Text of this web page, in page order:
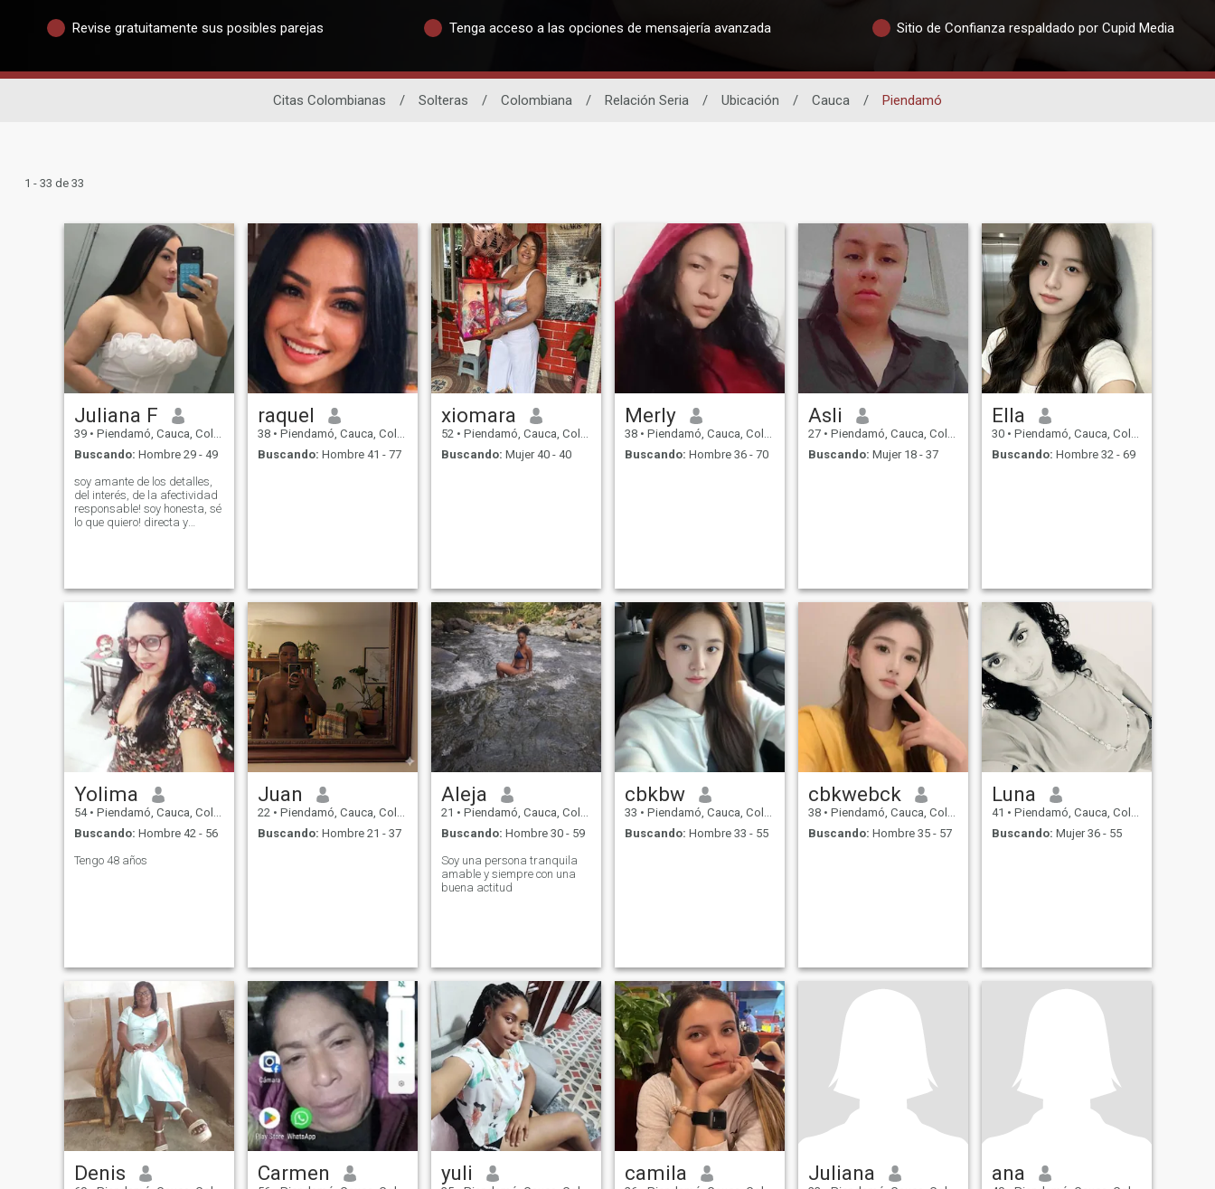
Revise gratuitamente sus posibles parejas Tenga acceso a las opciones de mensajería avanzada Sitio de Confianza respaldado por Cupid Media
Citas Colombianas / Solteras / Colombiana / Relación Seria / Ubicación / Cauca / Piendamó
1 - 33 de 33
Juliana F
39 • Piendamó, Cauca, Colombia
Buscando: Hombre 29 - 49
soy amante de los detalles,
del interés, de la afectividad
responsable! soy honesta, sé
lo que quiero! directa y
raquel
38 • Piendamó, Cauca, Colombia
Buscando: Hombre 41 - 77
xiomara
52 • Piendamó, Cauca, Colombia
Buscando: Mujer 40 - 40
Merly
38 • Piendamó, Cauca, Colombia
Buscando: Hombre 36 - 70
Asli
27 • Piendamó, Cauca, Colombia
Buscando: Mujer 18 - 37
Ella
30 • Piendamó, Cauca, Colombia
Buscando: Hombre 32 - 69
Yolima
54 • Piendamó, Cauca, Colombia
Buscando: Hombre 42 - 56
Tengo 48 años
Juan
22 • Piendamó, Cauca, Colombia
Buscando: Hombre 21 - 37
Aleja
21 • Piendamó, Cauca, Colombia
Buscando: Hombre 30 - 59
Soy una persona tranquila
amable y siempre con una
buena actitud
cbkbw
33 • Piendamó, Cauca, Colombia
Buscando: Hombre 33 - 55
cbkwebck
38 • Piendamó, Cauca, Colombia
Buscando: Hombre 35 - 57
Luna
41 • Piendamó, Cauca, Colombia
Buscando: Mujer 36 - 55
Denis Carmen yuli camila Juliana ana